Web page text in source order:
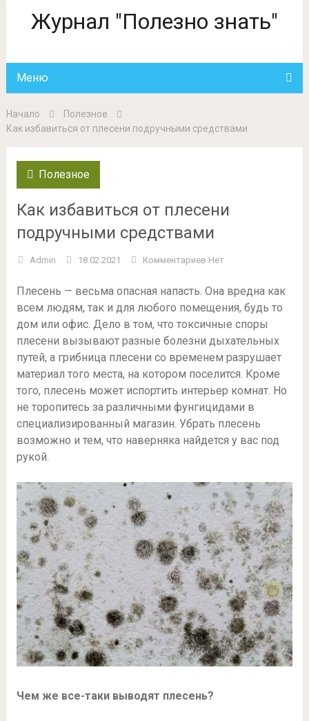
Журнал "Полезно знать"
Меню
Начало
Полезное
Как избавиться от плесени подручными средствами
Полезное
Как избавиться от плесени
подручными средствами
Admin 18.02.2021 Комментариев Нет
Плесень — весьма опасная напасть. Она вредна как
всем людям, так и для любого помещения, будь то
дом или офис. Дело в том, что токсичные споры
плесени вызывают разные болезни дыхательных
путей, а грибница плесени со временем разрушает
материал того места, на котором поселится. Кроме
того, плесень может испортить интерьер комнат. Но
не торопитесь за различными фунгицидами в
специализированный магазин. Убрать плесень
возможно и тем, что наверняка найдется у вас под
рукой.
Чем же все-таки выводят плесень?